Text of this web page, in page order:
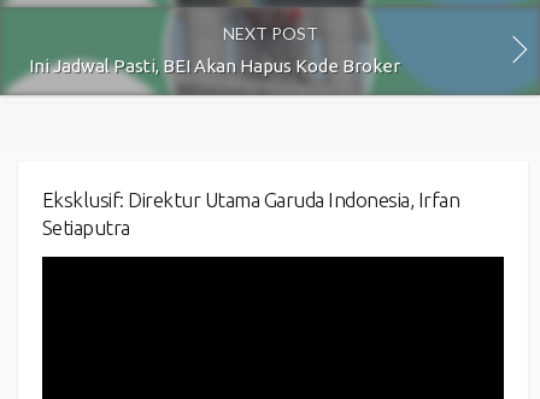
NEXT POST
Ini Jadwal Pasti, BEI Akan Hapus Kode Broker
Eksklusif: Direktur Utama Garuda Indonesia, Irfan
Setiaputra